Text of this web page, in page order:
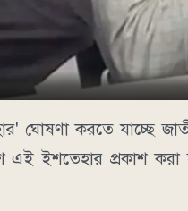
ঘোষণা করতে যাচ্ছে
ইশতেহার প্রকাশ